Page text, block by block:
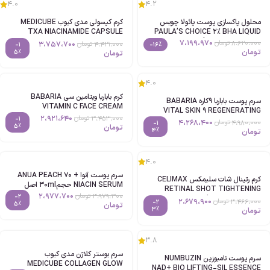
4.2
محلول پاکسازی پوست پائولا چویس
PAULA’S CHOICE 2% BHA LIQUID
EXFOLIANT حجم118ml اصل
8،620،000تومان 7،199،970
تومان
-16%
4.0
کرم کپسولی مدی کیوب MEDICUBE
TXA NIACINAMIDE CAPSULE
CREAM حجم55g اصل
4،421،000تومان 3،757،700
تومان
-1
5%
4.0
سرم پوست باباریا 9کاره BABARIA
VITAL SKIN 9 REGENERATING
SERUM حجم50ml اصل
4،980،000تومان 4،268،400
تومان
-1
4%
کرم باباریا ویتامین سی BABARIA
VITAMIN C FACE CREAM
حجم50ml اصل
3،453،000تومان 2،921،640
تومان
-1
5%
4.0
کرم رتینال شات سلیمکس CELIMAX
RETINAL SHOT TIGHTENING
BOOSTER حجم15ml اصل
3،466،000تومان 2،679،900
تومان
-2
3%
سرم پوست آنوا ANUA PEACH 70 +
NIACIN SERUM حجم30ml اصل
3،979،300تومان 2،977،700
تومان
-2
5%
3.8
سرم پوست نامبوزین NUMBUZIN
سرم بوستر کلاژن مدی کیوب
MEDICUBE COLLAGEN GLOW